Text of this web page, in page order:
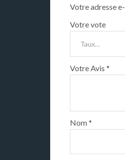
Votre adresse
Votre vote
Votre Avis *
Nom*